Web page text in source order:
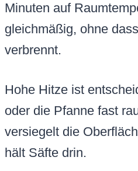
Minuten auf
gleichmäßig, ohne
verbrennt.
Hohe Hitze ist
oder die Pfanne fast
versiegelt die
hält Säfte drin.